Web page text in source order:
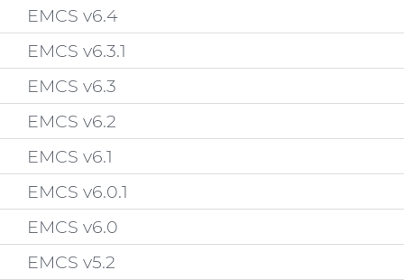
EMCS v6.4
EMCS v6.3.1
EMCS v6.3
EMCS v6.2
EMCS v6.1
EMCS v6.0.1
EMCS v6.0
EMCS v5.2